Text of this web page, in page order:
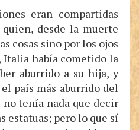
eran compartidas
desde la muerte
cosas sino por los ojos
Italia había cometido la
aburrido a su hija, y
país más aburrido del
no tenía nada que decir
estatuas; pero lo que sí